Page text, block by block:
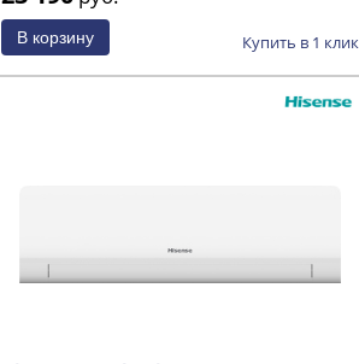
Купить в 1 клик